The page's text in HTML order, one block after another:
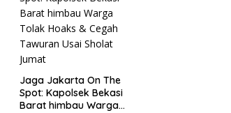
Jaga Jakarta On The
Spot: Kapolsek Bekasi
Barat himbau Warga